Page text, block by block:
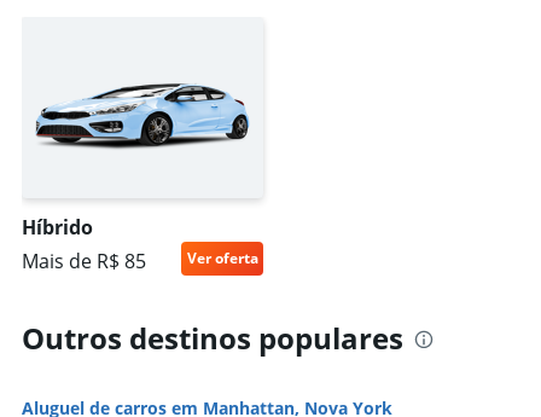
Híbrido
Mais de R$ 85
Ver oferta
Outros destinos populares
Aluguel de carros em Manhattan, Nova York